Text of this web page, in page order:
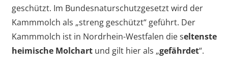
geschützt. Im Bundesnaturschutzgesetzt wird der
Kammmolch als „streng geschützt“ geführt. Der
Kammmolch ist in Nordrhein-Westfalen die seltenste
heimische Molchartund gilt hier als „gefährdet“.